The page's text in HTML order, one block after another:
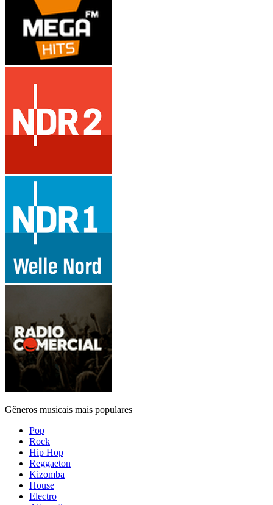
Gêneros musicais mais populares
Pop
Rock
Hip Hop
Reggaeton
Kizomba
House
Electro